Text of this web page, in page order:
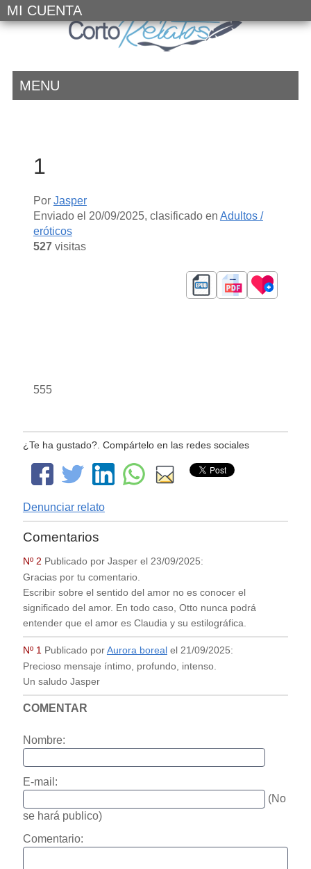
MI CUENTA
MENU
1
Por Jasper
Enviado el 20/09/2025, clasificado en Adultos /
eróticos
527visitas
555
¿Te ha gustado?. Compártelo en las redes sociales
Denunciar relato
Comentarios
Nº 2 Publicado por Jasper el 23/09/2025:
Gracias por tu comentario.
Escribir sobre el sentido del amor no es conocer el
significado del amor. En todo caso, Otto nunca podrá
entender que el amor es Claudia y su estilográfica.
Nº 1 Publicado por Aurora borealel 21/09/2025:
Precioso mensaje íntimo, profundo, intenso.
Un saludo Jasper
COMENTAR
Nombre:
E-mail:
(No
se hará publico)
Comentario: